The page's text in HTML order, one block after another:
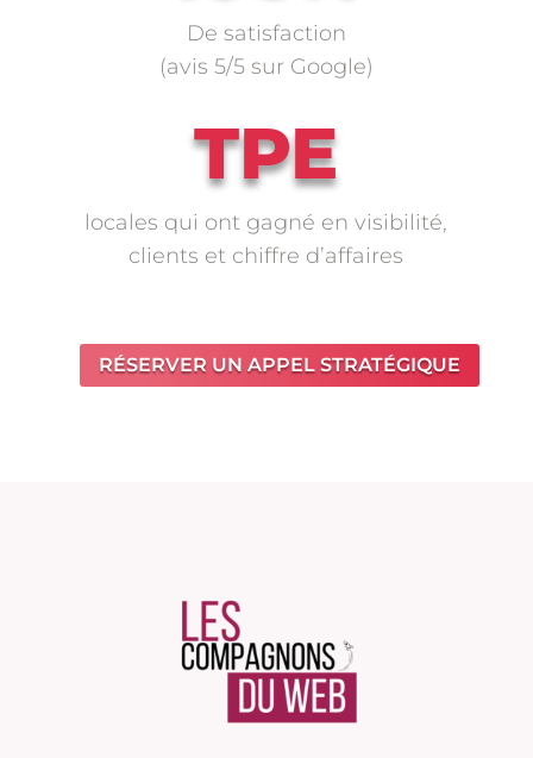
De satisfaction
(avis 5/5 sur Google)
TPE
locales qui ont gagné en visibilité,
clients et chiffre d’affaires
RÉSERVER UN APPEL STRATÉGIQUE